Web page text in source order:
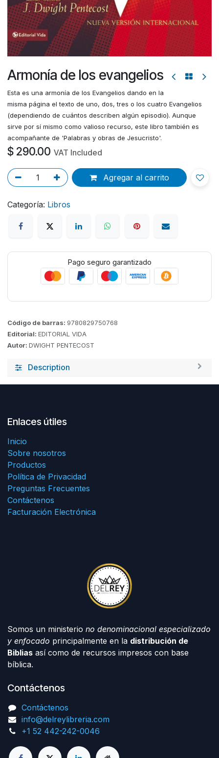
Armonía de los evangelios
Esta es una armonía de los Evangelios dando en la
misma página el texto de uno, dos, tres o los cuatro Evangelios
(dependiendo de cuántos describen algún episodio). Aunque
sirve por sí mismo como valioso recurso, este libro también es
acompañante de 'Palabras y obras de Jesucristo'.
$ 290.00 VAT Included
Agregar al carrito
Categoría: Libros
Pago seguro garantizado
Código de barras: 9780829750768
Editorial: EDITORIAL VIDA
Autor: DWIGHT PENTECOST
Description
Enlaces útiles
Inicio
Sobre nosotros
Productos
Política de Privacidad
Preguntas Frecuentes
Contáctenos
Facturación Electrónica
Somos un ministerio no denominacional especializado
y enfocado principalmente en la distribución de
Biblias así como de recursos impresos con base
bíblica.
Contáctenos
Contáctenos
info@delreylibreria.com
+1 52 442-242-0046